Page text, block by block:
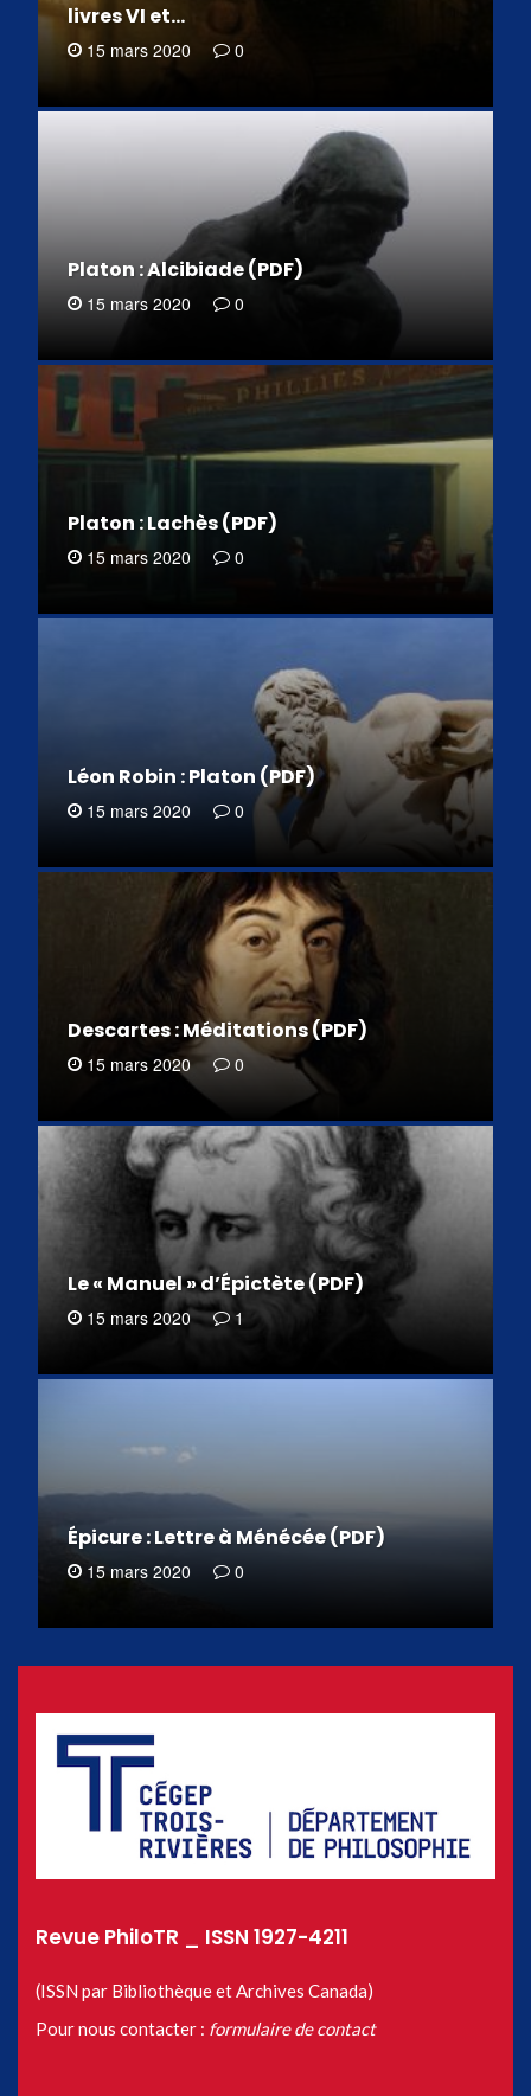
livres VI et…
15 mars 2020 0
Platon : Alcibiade (PDF)
15 mars 2020 0
Platon : Lachès (PDF)
15 mars 2020 0
Léon Robin : Platon (PDF)
15 mars 2020 0
Descartes : Méditations (PDF)
15 mars 2020 0
Le « Manuel » d’Épictète (PDF)
15 mars 2020 1
Épicure : Lettre à Ménécée (PDF)
15 mars 2020 0
Revue PhiloTR _ ISSN 1927-4211
(ISSN par Bibliothèque et Archives Canada)
Pour nous contacter : formulaire de contact